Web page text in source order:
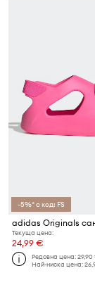
-5%* с код: FS
Текуща цена:
24,99 €
Редовна цена:
Най-ниска цена: